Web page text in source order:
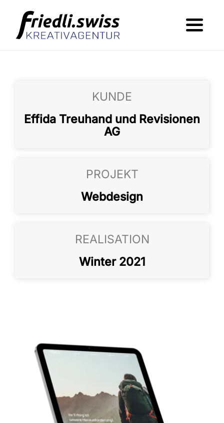
content
KUNDE
Effida Treuhand und Revisionen
AG
PROJEKT
Webdesign
REALISATION
Winter 2021